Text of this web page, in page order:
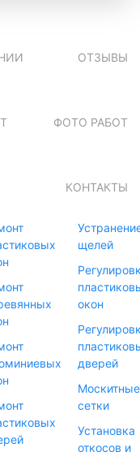
ОТЗЫВЫ
ФОТО РАБОТ
КОНТАКТЫ
щелей
окон
дверей
Москитные
сетки
Установка
откосов и